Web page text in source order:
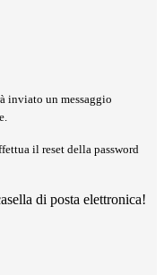
inviato un messaggio
il reset della password
di posta elettronica!